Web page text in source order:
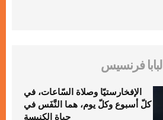
البابا فرنسيس
الإفخارستيّا وصلاة السّاعات، في
كلّ أسبوع وكلّ يوم، هما النَّفَس في
حياة الكنيسة